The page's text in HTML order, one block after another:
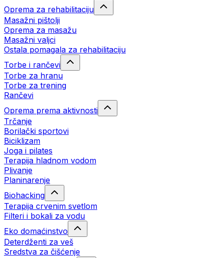
Oprema za rehabilitaciju
Masažni pištolji
Oprema za masažu
Masažni valjci
Ostala pomagala za rehabilitaciju
Torbe i rančevi
Torbe za hranu
Torbe za trening
Rančevi
Oprema prema aktivnosti
Trčanje
Borilački sportovi
Biciklizam
Joga i pilates
Terapija hladnom vodom
Plivanje
Planinarenje
Biohacking
Terapija crvenim svetlom
Filteri i bokali za vodu
Eko domaćinstvo
Deterdženti za veš
Sredstva za čišćenje